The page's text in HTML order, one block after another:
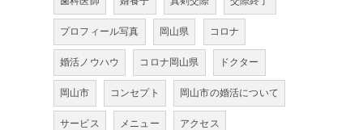
プロフィール写真 岡山県 コロナ
婚活ノウハウ コロナ岡山県 ドクター
岡山市 コンセプト 岡山市の婚活について
サービス メニュー アクセス